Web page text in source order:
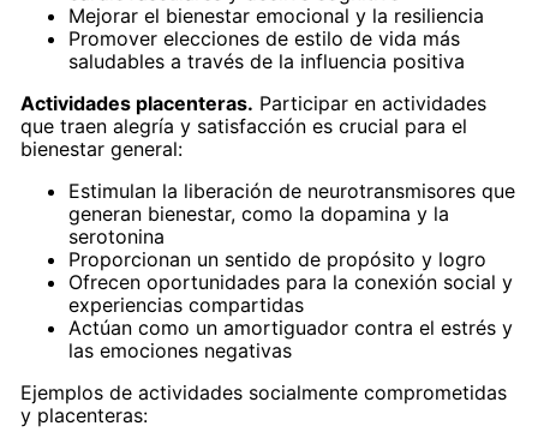
Mejorar el bienestar emocional y la resiliencia
Promover elecciones de estilo de vida más
saludables a través de la influencia positiva
Actividades placenteras. Participar en actividades
que traen alegría y satisfacción es crucial para el
bienestar general:
Estimulan la liberación de neurotransmisores que
generan bienestar, como la dopamina y la
serotonina
Proporcionan un sentido de propósito y logro
Ofrecen oportunidades para la conexión social y
experiencias compartidas
Actúan como un amortiguador contra el estrés y
las emociones negativas
Ejemplos de actividades socialmente comprometidas
y placenteras: